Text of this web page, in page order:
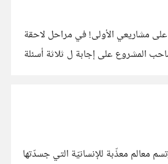
مشاريعي الأولى! في مراحل لاحقة
المشروع على إجابة ل ثلاثة أسئلة
معالم معذّبة للإنسانيّة التي جسدّتها